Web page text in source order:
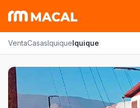
VentaCasasIquiqueIquique